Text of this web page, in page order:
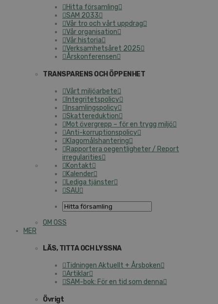
Hitta församling
SAM 2033
Vår tro och vårt uppdrag
Vår organisation
Vår historia
Verksamhetsåret 2025
Årskonferensen
TRANSPARENS OCH ÖPPENHET
Vårt miljöarbete
Integritetspolicy
Insamlingspolicy
Skattereduktion
Mot övergrepp – för en trygg miljö
Anti-korruptionspolicy
Klagomålshantering
Rapportera oegentligheter / Report
irregularities
Kontakt
Kalender
Lediga tjänster
SAU
OM OSS
MER
LÄS, TITTA OCH LYSSNA
Tidningen Aktuellt + Årsboken
Artiklar
SAM-bok: För en tid som denna
Övrigt